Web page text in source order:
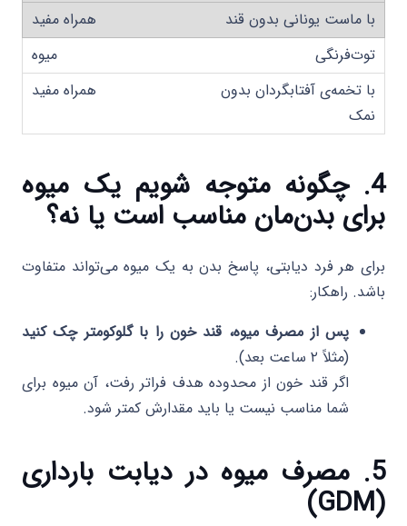
با ماست یونانی بدون قند
توت‌فرنگی
با تخمه‌ی آفتابگردان بدون
نمک
4. چگونه متوجه شویم یک میوه
برای بدن‌مان مناسب است یا نه؟
برای هر فرد دیابتی، پاسخ بدن به یک میوه می‌تواند متفاوت
باشد. راهکار:
پس از مصرف میوه، قند خون را با گلوکومتر چک کنید
(مثلاً ۲ ساعت بعد).
اگر قند خون از محدوده هدف فراتر رفت، آن میوه برای
شما مناسب نیست یا باید مقدارش کمتر شود.
5. مصرف میوه در دیابت بارداری
(GDM)